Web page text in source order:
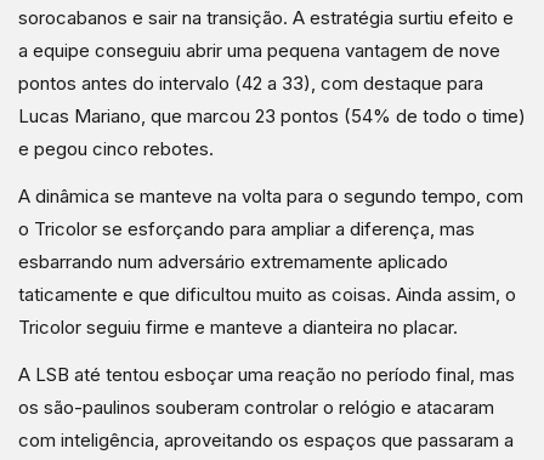
sorocabanos e sair na transição. A estratégia surtiu efeito e
a equipe conseguiu abrir uma pequena vantagem de nove
pontos antes do intervalo (42 a 33), com destaque para
Lucas Mariano, que marcou 23 pontos (54% de todo o time)
e pegou cinco rebotes.
A dinâmica se manteve na volta para o segundo tempo, com
o Tricolor se esforçando para ampliar a diferença, mas
esbarrando num adversário extremamente aplicado
taticamente e que dificultou muito as coisas. Ainda assim, o
Tricolor seguiu firme e manteve a dianteira no placar.
A LSB até tentou esboçar uma reação no período final, mas
os são-paulinos souberam controlar o relógio e atacaram
com inteligência, aproveitando os espaços que passaram a